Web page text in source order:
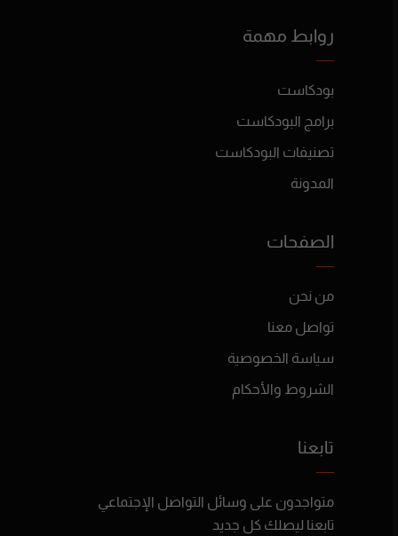
روابط مهمة
بودكاست
برامج البودكاست
تصنيفات البودكاست
المدونة
الصفحات
من نحن
تواصل معنا
سياسة الخصوصية
الشروط والأحكام
تابعنا
متواجدون على وسائل التواصل الإجتماعي
تابعنا ليصلك كل جديد